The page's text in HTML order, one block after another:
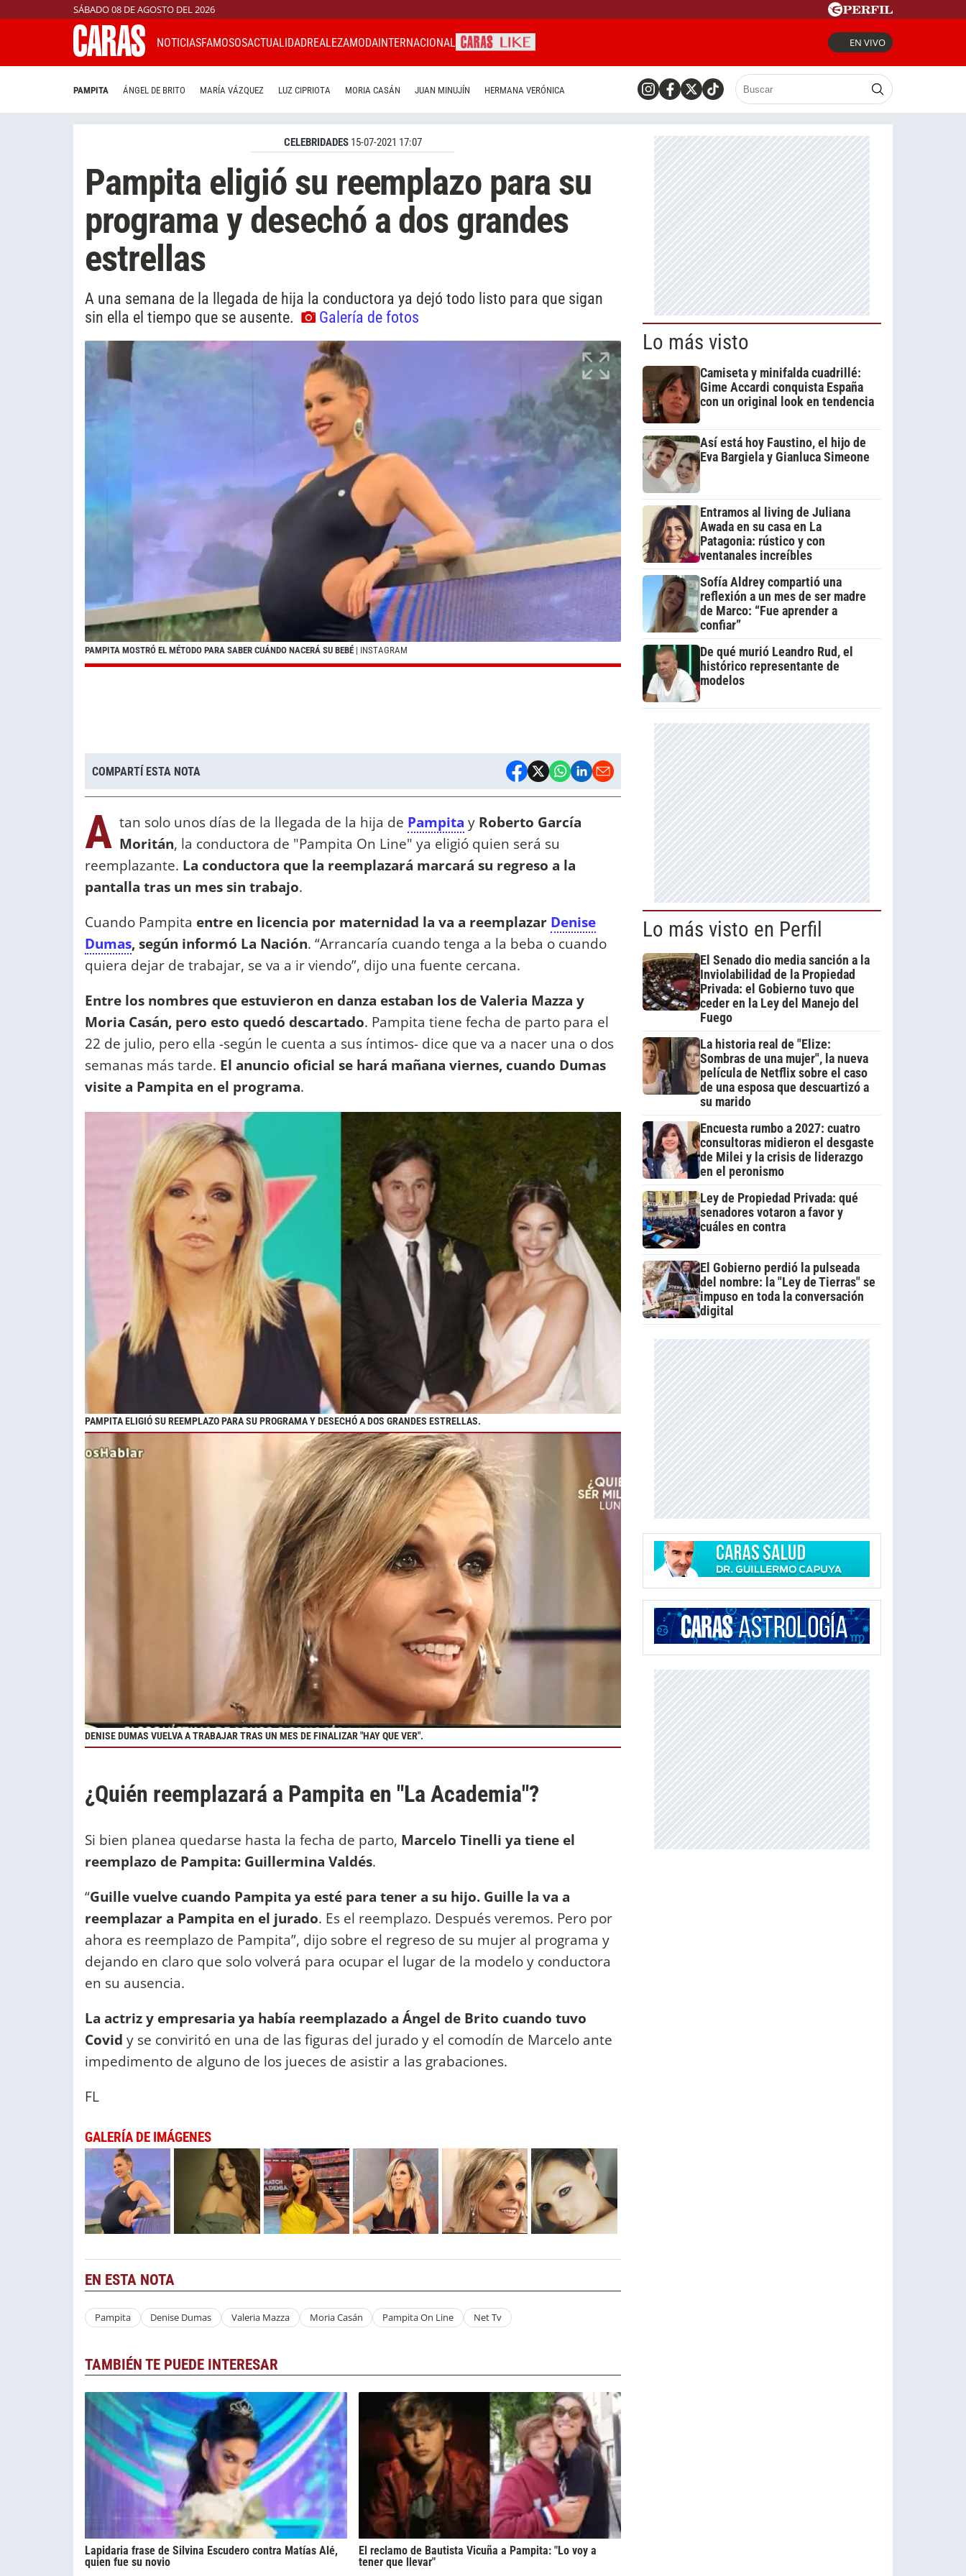
SÁBADO 08 DE AGOSTO DEL 2026
NOTICIASFAMOSOSACTUALIDADREALEZAMODAINTERNACIONAL EN VIVO
PAMPITA ÁNGEL DE BRITO MARÍA VÁZQUEZ LUZ CIPRIOTA MORIA CASÁN JUAN MINUJÍN HERMANA VERÓNICA
CELEBRIDADES 15-07-2021 17:07
Pampita eligió su reemplazo para su
programa y desechó a dos grandes
estrellas
A una semana de la llegada de hija la conductora ya dejó todo listo para que sigan
sin ella el tiempo que se ausente.
Galería de fotos
PAMPITA MOSTRÓ EL MÉTODO PARA SABER CUÁNDO NACERÁ SU BEBÉ | INSTAGRAM
COMPARTÍ ESTA NOTA
A tan solo unos días de la llegada de la hija de Pampita y Roberto García
Moritán, la conductora de "Pampita On Line" ya eligió quien será su
reemplazante. La conductora que la reemplazará marcará su regreso a la
pantalla tras un mes sin trabajo.
Cuando Pampita entre en licencia por maternidad la va a reemplazar Denise
Dumas, según informó La Nación. “Arrancaría cuando tenga a la beba o cuando
quiera dejar de trabajar, se va a ir viendo”, dijo una fuente cercana.
Entre los nombres que estuvieron en danza estaban los de Valeria Mazza y
Moria Casán, pero esto quedó descartado. Pampita tiene fecha de parto para el
22 de julio, pero ella -según le cuenta a sus íntimos- dice que va a nacer una o dos
semanas más tarde. El anuncio oficial se hará mañana viernes, cuando Dumas
visite a Pampita en el programa.
PAMPITA ELIGIÓ SU REEMPLAZO PARA SU PROGRAMA Y DESECHÓ A DOS GRANDES ESTRELLAS.
DENISE DUMAS VUELVA A TRABAJAR TRAS UN MES DE FINALIZAR "HAY QUE VER".
¿Quién reemplazará a Pampita en "La Academia"?
Si bien planea quedarse hasta la fecha de parto, Marcelo Tinelli ya tiene el
reemplazo de Pampita: Guillermina Valdés.
“Guille vuelve cuando Pampita ya esté para tener a su hijo. Guille la va a
reemplazar a Pampita en el jurado. Es el reemplazo. Después veremos. Pero por
ahora es reemplazo de Pampita”, dijo sobre el regreso de su mujer al programa y
dejando en claro que solo volverá para ocupar el lugar de la modelo y conductora
en su ausencia.
La actriz y empresaria ya había reemplazado a Ángel de Brito cuando tuvo
Covid y se conviritó en una de las figuras del jurado y el comodín de Marcelo ante
impedimento de alguno de los jueces de asistir a las grabaciones.
FL
GALERÍA DE IMÁGENES
EN ESTA NOTA
Pampita Denise Dumas Valeria Mazza Moria Casán Pampita On Line Net Tv
TAMBIÉN TE PUEDE INTERESAR
Lapidaria frase de Silvina Escudero contra Matías Alé,
quien fue su novio
El reclamo de Bautista Vicuña a Pampita: "Lo voy a
tener que llevar"
Lo más visto
Camiseta y minifalda cuadrillé:
Gime Accardi conquista España
con un original look en tendencia
Así está hoy Faustino, el hijo de
Eva Bargiela y Gianluca Simeone
Entramos al living de Juliana
Awada en su casa en La
Patagonia: rústico y con
ventanales increíbles
Sofía Aldrey compartió una
reflexión a un mes de ser madre
de Marco: “Fue aprender a
confiar”
De qué murió Leandro Rud, el
histórico representante de
modelos
Lo más visto en Perfil
El Senado dio media sanción a la
Inviolabilidad de la Propiedad
Privada: el Gobierno tuvo que
ceder en la Ley del Manejo del
Fuego
La historia real de "Elize:
Sombras de una mujer", la nueva
película de Netflix sobre el caso
de una esposa que descuartizó a
su marido
Encuesta rumbo a 2027: cuatro
consultoras midieron el desgaste
de Milei y la crisis de liderazgo
en el peronismo
Ley de Propiedad Privada: qué
senadores votaron a favor y
cuáles en contra
El Gobierno perdió la pulseada
del nombre: la "Ley de Tierras" se
impuso en toda la conversación
digital